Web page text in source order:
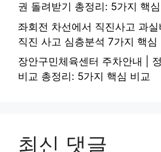
권 돌려받기 총정리: 5가지 핵
좌회전 차선에서 직진사고 과
직진 사고 심층분석 7가지 핵심
장안구민체육센터 주차안내 |
비교 총정리: 5가지 핵심 비교
최신 댓글